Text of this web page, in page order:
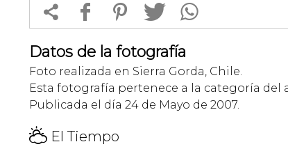
 f 1 T 
Datos de la fotografía
Foto realizada en Sierra Gorda, Chile.
Esta fotografía pertenece a la categoría del
Publicada el día 24 de Mayo de 2007.
H El Tiempo